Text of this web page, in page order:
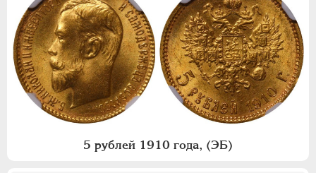
5 рублей 1910 года, (ЭБ)